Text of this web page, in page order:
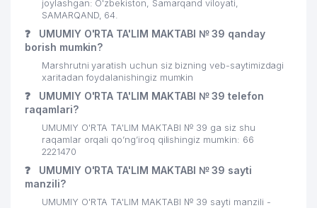
joylashgan: O'zbekiston, Samarqand viloyati,
SAMARQAND, 64.
❓
UMUMIY O'RTA TA'LIM MAKTABI № 39 qanday
borish mumkin?
Marshrutni yaratish uchun siz bizning veb-saytimizdagi
xaritadan foydalanishingiz mumkin
❓
UMUMIY O'RTA TA'LIM MAKTABI № 39 telefon
raqamlari?
UMUMIY O'RTA TA'LIM MAKTABI № 39 ga siz shu
raqamlar orqali qo’ng’iroq qilishingiz mumkin: 66
2221470
❓
UMUMIY O'RTA TA'LIM MAKTABI № 39 sayti
manzili?
UMUMIY O'RTA TA'LIM MAKTABI № 39 sayti manzili -